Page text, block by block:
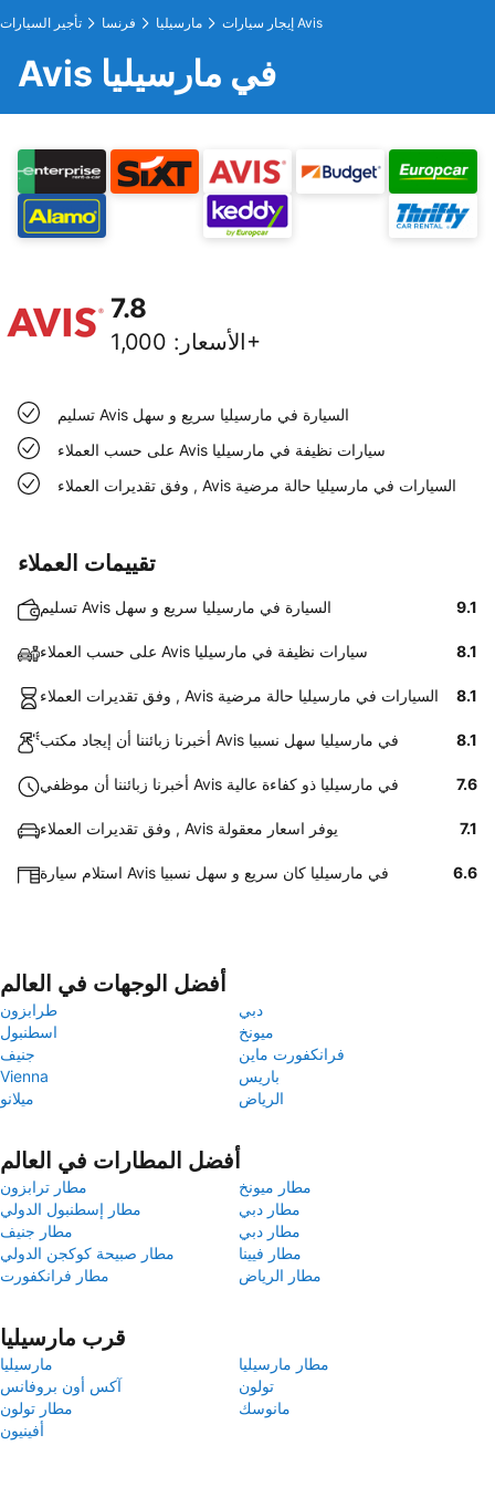
تأجير السيارات فرنسا مارسيليا إيجار سيارات Avis
Avis في مارسيليا
7.8
الأسعار : 1,000+
تسليم Avis السيارة في مارسيليا سريع و سهل
على حسب العملاء Avis سيارات نظيفة في مارسيليا
وفق تقديرات العملاء , Avis السيارات في مارسيليا حالة مرضية
تقييمات العملاء
تسليم Avis السيارة في مارسيليا سريع و سهل 9.1
على حسب العملاء Avis سيارات نظيفة في مارسيليا 8.1
وفق تقديرات العملاء , Avis السيارات في مارسيليا حالة مرضية 8.1
أخبرنا زبائننا أن إيجاد مكتب Avis في مارسيليا سهل نسبيا 8.1
أخبرنا زبائننا أن موظفي Avis في مارسيليا ذو كفاءة عالية 7.6
وفق تقديرات العملاء , Avis يوفر اسعار معقولة 7.1
استلام سيارة Avis في مارسيليا كان سريع و سهل نسبيا 6.6
أفضل الوجهات في العالم
طرابزون
دبي
اسطنبول
ميونخ
جنيف
فرانكفورت ماين
Vienna
باريس
ميلانو
الرياض
أفضل المطارات في العالم
مطار ترابزون
مطار ميونخ
مطار إسطنبول الدولي
مطار دبي
مطار جنيف
مطار دبي
مطار صبيحة كوكجن الدولي
مطار فيينا
مطار فرانكفورت
مطار الرياض
قرب مارسيليا
مارسيليا
مطار مارسيليا
آكس أون بروفانس
تولون
مطار تولون
مانوسك
أفينيون